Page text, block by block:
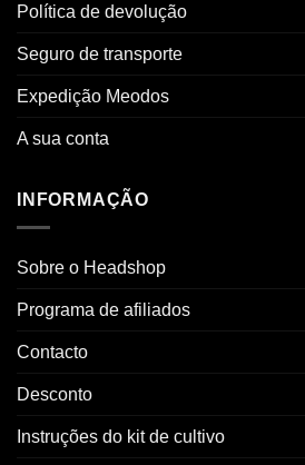
Política de devolução
Seguro de transporte
Expedição Meodos
A sua conta
INFORMAÇÃO
Sobre o Headshop
Programa de afiliados
Contacto
Desconto
Instruções do kit de cultivo